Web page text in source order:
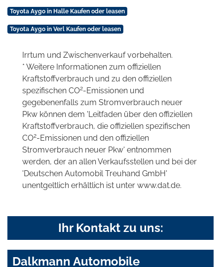
Toyota Aygo in Halle Kaufen oder leasen
Toyota Aygo in Verl Kaufen oder leasen
Irrtum und Zwischenverkauf vorbehalten.
* Weitere Informationen zum offiziellen
Kraftstoffverbrauch und zu den offiziellen
spezifischen CO2-Emissionen und
gegebenenfalls zum Stromverbrauch neuer
Pkw können dem 'Leitfaden über den offiziellen
Kraftstoffverbrauch, die offiziellen spezifischen
CO2-Emissionen und den offiziellen
Stromverbrauch neuer Pkw' entnommen
werden, der an allen Verkaufsstellen und bei der
'Deutschen Automobil Treuhand GmbH'
unentgeltlich erhältlich ist unter www.dat.de.
Ihr Kontakt zu uns:
Dalkmann Automobile